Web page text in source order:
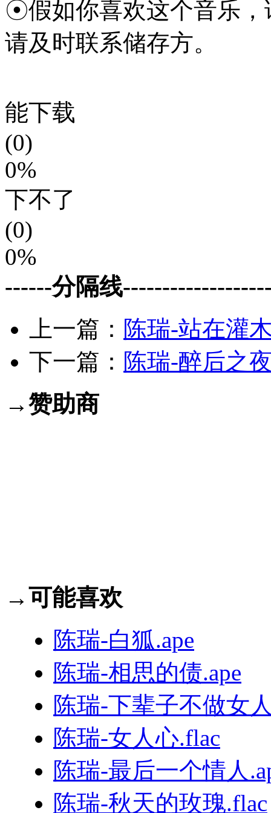
☉假如你喜欢这个音乐，
请及时联系储存方。
能下载
(0)
0%
下不了
(0)
0%
------分隔线
上一篇： 陈瑞-站在灌
下一篇： 陈瑞-醉后之
→赞助商
→可能喜欢
陈瑞-白狐.ape
陈瑞-相思的债.ape
陈瑞-下辈子不做女
陈瑞-女人心.flac
陈瑞-最后一个情人
陈瑞-秋天的玫瑰.flac